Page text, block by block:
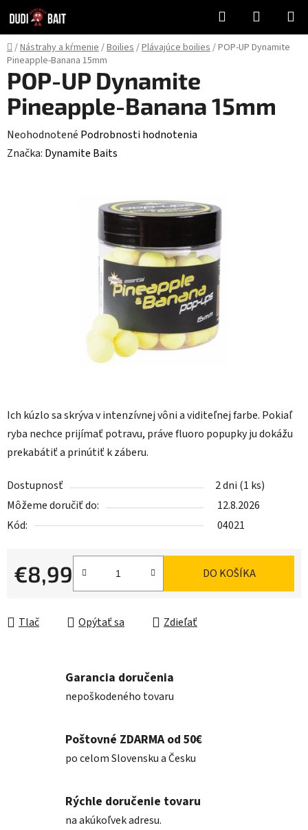
na
obsah
Hľadať
KOŠÍK
Domov
/Nástrahy a kŕmenie/Boilies/Plávajúce boilies/POP-UP Dynamite
Pineapple-Banana 15mm
Ich kúzlo sa skrýva v intenzívnej vôni a viditeľnej farbe. Pokiaľ
ryba nechce prijímať potravu, práve fluoro popupky ju dokážu
prekabátiť a prinútiť k záberu.
Dostupnosť 2 dni (1 ks)
Môžeme doručiť do:
12.8.2026
Kód:
04021
€8,99
Jednotková cena:
DO KOŠÍKA
Tlač Opýtať sa Zdieľať
POP-UP Dynamite
Pineapple-Banana 15mm
Priemerné
hodnotenie
Neohodnotené Podrobnosti hodnotenia
Značka: Dynamite Baits
Garancia doručenia
nepoškodeného tovaru
Poštovné ZDARMA od 50€
po celom Slovensku a Česku
Rýchle doručenie tovaru
na akúkoľvek adresu.